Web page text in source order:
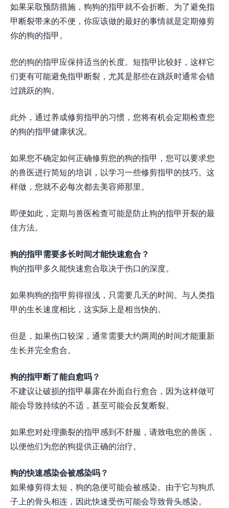
如果采取预防措施，狗狗的指甲就不会折断。为了避免指
甲断裂带来的不便，你应该做的最好的事情就是定期修剪
你的狗的指甲。
您的狗的指甲应保持适当的长度。短指甲比较好，这样它
们更有可能避免指甲断裂，尤其是那些在跳跃时通常会错
过跳跃的狗。
此外，通过养成修剪指甲的习惯，您将有机会定期检查您
的狗的指甲健康状况。
如果您不确定如何正确修剪您的狗的指甲，您可以要求您
的兽医进行简短的培训，以学习一些修剪指甲的技巧。这
样做，您就不必每次都去美容师那里。
即便如此，定期与兽医检查可能是防止狗的指甲开裂的最
佳方法。
狗的指甲需要多长时间才能快速愈合？
狗的指甲多久能快速愈合取决于伤口的深度。
如果狗狗的指甲剪得很浅，只需要几天的时间。与人类指
甲的生长速度相比，这实际上是相当快的。
但是，如果伤口较深，通常需要大约两周的时间才能重新
生长并完全愈合。
狗的指甲断了能自愈吗？
不建议让破损的指甲暴露在外面自行愈合，因为这样做可
能会导致持续的不适，甚至可能会反复断裂。
如果您对处理撕裂的指甲感到不舒服，请致电您的兽医，
以便他们为您的狗提供正确的治疗。
狗的快速感染会被感染吗？
如果修剪得太短，狗的急便可能会被感染。由于它与狗爪
子上的骨头相连，因此快速受伤可能会导致骨头感染。